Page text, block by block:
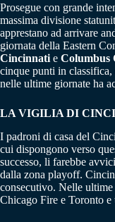
Prosegue con grande
massima divisione
apprestano ad arrivare
giornata della Eastern
Cincinnati e Columbus
cinque punti in
nelle ultime giornate ha
LA VIGILIA DI
I padroni di casa del
cui dispongono verso
successo, li farebbe
dalla zona playoff.
consecutivo. Nelle
Chicago Fire e Toronto